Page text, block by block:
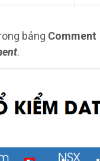
bảng Comment
.